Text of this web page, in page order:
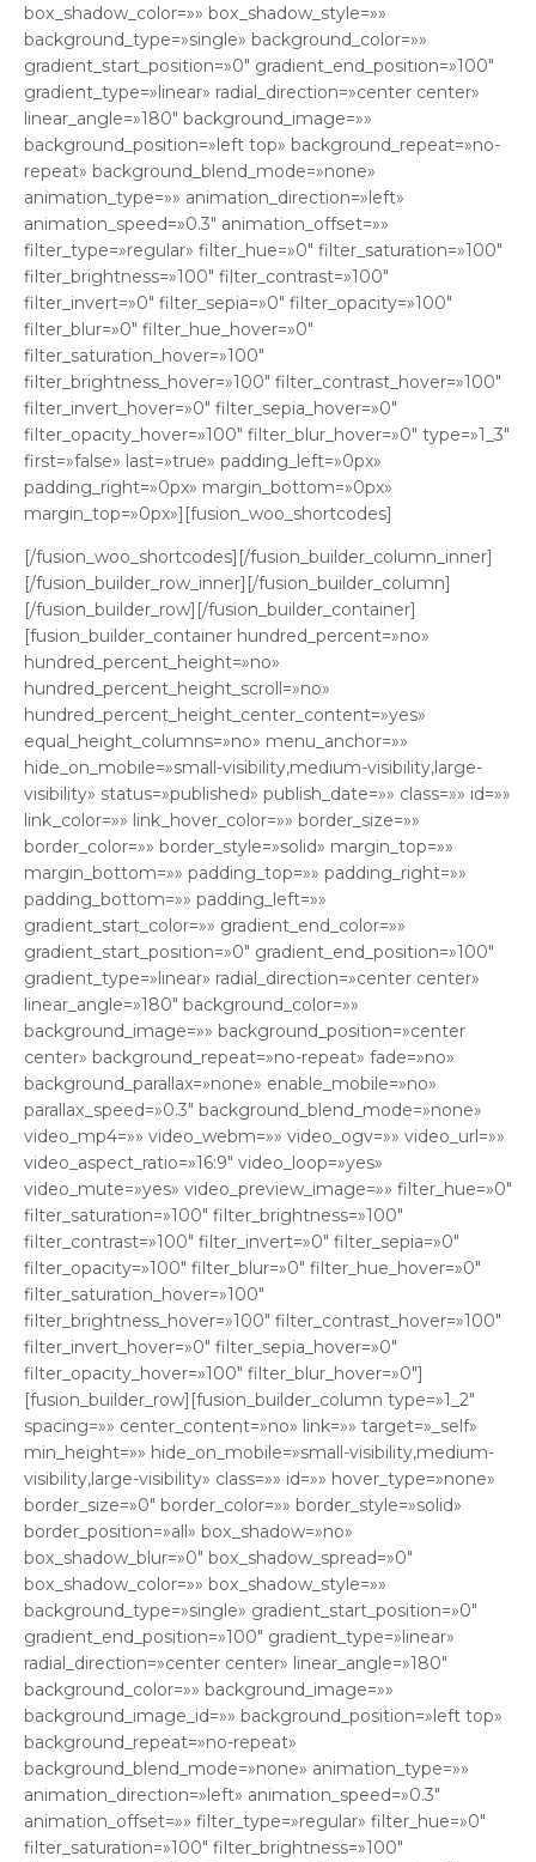
box_shadow_color=»» box_shadow_style=»»
background_type=»single» background_color=»»
gradient_start_position=»0″ gradient_end_position=»100″
gradient_type=»linear» radial_direction=»center center»
linear_angle=»180″ background_image=»»
background_position=»left top» background_repeat=»no-
repeat» background_blend_mode=»none»
animation_type=»» animation_direction=»left»
animation_speed=»0.3″ animation_offset=»»
filter_type=»regular» filter_hue=»0″ filter_saturation=»100″
filter_brightness=»100″ filter_contrast=»100″
filter_invert=»0″ filter_sepia=»0″ filter_opacity=»100″
filter_blur=»0″ filter_hue_hover=»0″
filter_saturation_hover=»100″
filter_brightness_hover=»100″ filter_contrast_hover=»100″
filter_invert_hover=»0″ filter_sepia_hover=»0″
filter_opacity_hover=»100″ filter_blur_hover=»0″ type=»1_3″
first=»false» last=»true» padding_left=»0px»
padding_right=»0px» margin_bottom=»0px»
margin_top=»0px»][fusion_woo_shortcodes]
[/fusion_woo_shortcodes][/fusion_builder_column_inner]
[/fusion_builder_row_inner][/fusion_builder_column]
[/fusion_builder_row][/fusion_builder_container]
[fusion_builder_container hundred_percent=»no»
hundred_percent_height=»no»
hundred_percent_height_scroll=»no»
hundred_percent_height_center_content=»yes»
equal_height_columns=»no» menu_anchor=»»
hide_on_mobile=»small-visibility,medium-visibility,large-
visibility» status=»published» publish_date=»» class=»» id=»»
link_color=»» link_hover_color=»» border_size=»»
border_color=»» border_style=»solid» margin_top=»»
margin_bottom=»» padding_top=»» padding_right=»»
padding_bottom=»» padding_left=»»
gradient_start_color=»» gradient_end_color=»»
gradient_start_position=»0″ gradient_end_position=»100″
gradient_type=»linear» radial_direction=»center center»
linear_angle=»180″ background_color=»»
background_image=»» background_position=»center
center» background_repeat=»no-repeat» fade=»no»
background_parallax=»none» enable_mobile=»no»
parallax_speed=»0.3″ background_blend_mode=»none»
video_mp4=»» video_webm=»» video_ogv=»» video_url=»»
video_aspect_ratio=»16:9″ video_loop=»yes»
video_mute=»yes» video_preview_image=»» filter_hue=»0″
filter_saturation=»100″ filter_brightness=»100″
filter_contrast=»100″ filter_invert=»0″ filter_sepia=»0″
filter_opacity=»100″ filter_blur=»0″ filter_hue_hover=»0″
filter_saturation_hover=»100″
filter_brightness_hover=»100″ filter_contrast_hover=»100″
filter_invert_hover=»0″ filter_sepia_hover=»0″
filter_opacity_hover=»100″ filter_blur_hover=»0″]
[fusion_builder_row][fusion_builder_column type=»1_2″
spacing=»» center_content=»no» link=»» target=»_self»
min_height=»» hide_on_mobile=»small-visibility,medium-
visibility,large-visibility» class=»» id=»» hover_type=»none»
border_size=»0″ border_color=»» border_style=»solid»
border_position=»all» box_shadow=»no»
box_shadow_blur=»0″ box_shadow_spread=»0″
box_shadow_color=»» box_shadow_style=»»
background_type=»single» gradient_start_position=»0″
gradient_end_position=»100″ gradient_type=»linear»
radial_direction=»center center» linear_angle=»180″
background_color=»» background_image=»»
background_image_id=»» background_position=»left top»
background_repeat=»no-repeat»
background_blend_mode=»none» animation_type=»»
animation_direction=»left» animation_speed=»0.3″
animation_offset=»» filter_type=»regular» filter_hue=»0″
filter_saturation=»100″ filter_brightness=»100″